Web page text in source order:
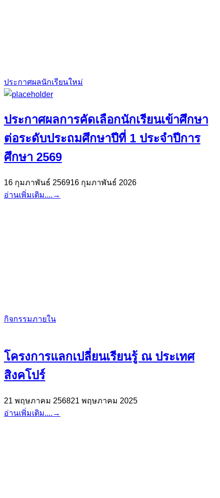
ประกาศผลนักเรียนใหม่
ประกาศผลการคัดเลือกนักเรียนเข้าศึกษา
ต่อระดับประถมศึกษาปีที่ 1 ประจำปีการ
ศึกษา 2569
16 กุมภาพันธ์ 256916 กุมภาพันธ์ 2026
อ่านเพิ่มเติม.... →
กิจกรรมภายใน
โครงการแลกเปลี่ยนเรียนรู้ ณ ประเทศ
สิงคโปร์
21 พฤษภาคม 256821 พฤษภาคม 2025
อ่านเพิ่มเติม.... →